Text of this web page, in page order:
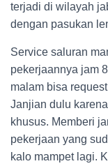
terjadi di wilayah
dengan pasukan
Service saluran
pekerjaannya jam
malam bisa
Janjian dulu
khusus. Memberi
pekerjaan yang
kalo mampet lagi.